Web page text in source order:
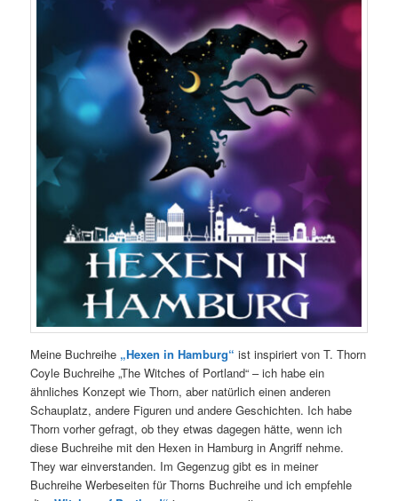
Meine Buchreihe „Hexen in Hamburg“ ist inspiriert von T. Thorn
Coyle Buchreihe „The Witches of Portland“ – ich habe ein
ähnliches Konzept wie Thorn, aber natürlich einen anderen
Schauplatz, andere Figuren und andere Geschichten. Ich habe
Thorn vorher gefragt, ob they etwas dagegen hätte, wenn ich
diese Buchreihe mit den Hexen in Hamburg in Angriff nehme.
They war einverstanden. Im Gegenzug gibt es in meiner
Buchreihe Werbeseiten für Thorns Buchreihe und ich empfehle